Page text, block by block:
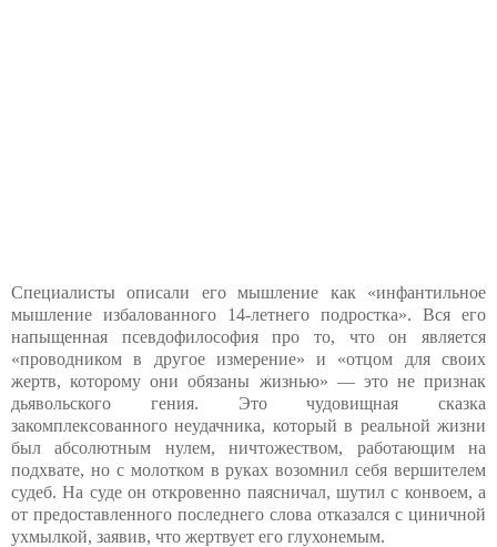
Специалисты описали его мышление как «инфантильное
мышление избалованного 14-летнего подростка». Вся его
напыщенная псевдофилософия про то, что он является
«проводником в другое измерение» и «отцом для своих
жертв, которому они обязаны жизнью» — это не признак
дьявольского гения. Это чудовищная сказка
закомплексованного неудачника, который в реальной жизни
был абсолютным нулем, ничтожеством, работающим на
подхвате, но с молотком в руках возомнил себя вершителем
судеб. На суде он откровенно паясничал, шутил с конвоем, а
от предоставленного последнего слова отказался с циничной
ухмылкой, заявив, что жертвует его глухонемым.